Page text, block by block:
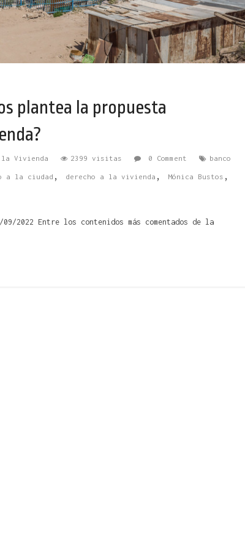
plantea la propuesta
la Vivienda 2399 visitas 0 Comment banco
a la ciudad , derecho a la vivienda , Mónica Bustos ,
2022 Entre los contenidos más comentados de la